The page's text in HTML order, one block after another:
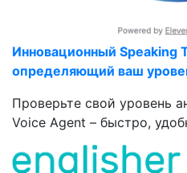
Инновационный Speaking
определяющий ваш
Проверьте свой уровень
Voice Agent – быстро,